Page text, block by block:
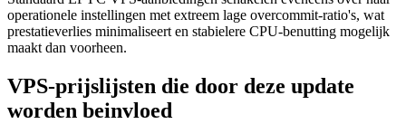
operationele instellingen met extreem lage overcommit-ratio's, wat
prestatieverlies minimaliseert en stabielere CPU-benutting mogelijk
maakt dan voorheen.
VPS-prijslijsten die door deze update
worden beinvloed